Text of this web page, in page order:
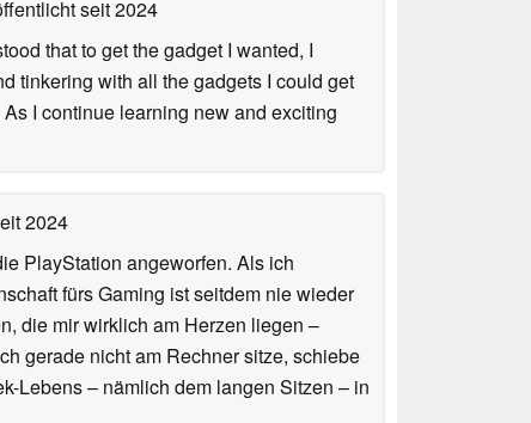
seit 2024
that to get the gadget I wanted, I
tinkering with all the gadgets I could get
I continue learning new and exciting
2024
PlayStation angeworfen. Als ich
fürs Gaming ist seitdem nie wieder
die mir wirklich am Herzen liegen –
gerade nicht am Rechner sitze, schiebe
Lebens – nämlich dem langen Sitzen – in